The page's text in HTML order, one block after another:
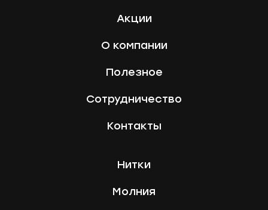
Акции
О компании
Полезное
Сотрудничество
Контакты
Нитки
Молния